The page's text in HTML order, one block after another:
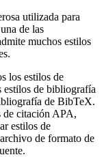
utilizada para
de las
muchos estilos
los estilos de
de bibliografía
de BibTeX.
de citación APA,
estilos de
de formato de